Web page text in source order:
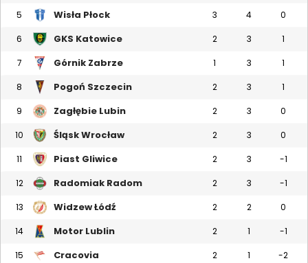
5 Wisła Płock 3 4 0
6 GKS Katowice 2 3 1
7 Górnik Zabrze 1 3 1
8 Pogoń Szczecin 2 3 1
9 Zagłębie Lubin 2 3 0
10 Śląsk Wrocław 2 3 0
11 Piast Gliwice 2 3 -1
12 Radomiak Radom 2 3 -1
13 Widzew Łódź 2 2 0
14 Motor Lublin 2 1 -1
15 Cracovia 2 1 -2